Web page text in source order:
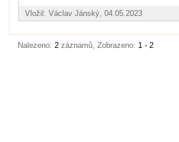
Vložil: Václav Jánský, 04.05.2023
Nalezeno: 2 záznamů, Zobrazeno: 1 - 2